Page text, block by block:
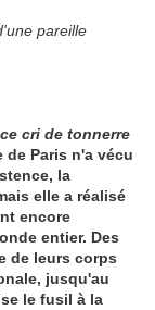
pareille
cri de tonnerre
de Paris n'a vécu
la
elle a réalisé
encore
entier. Des
de leurs corps
jusqu'au
le fusil à la